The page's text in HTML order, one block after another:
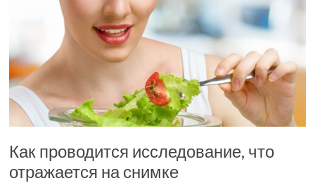
Как проводится исследование, что
отражается на снимке